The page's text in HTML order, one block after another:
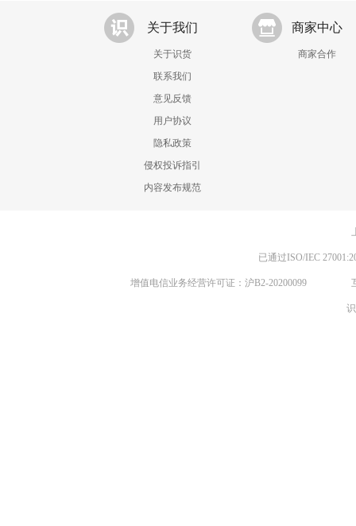
关于我们
关于识货
联系我们
意见反馈
用户协议
隐私政策
侵权投诉指引
内容发布规范
商家中心
商家合作
已通过ISO/IEC
增值电信业务经营许可证：沪B2-20200099